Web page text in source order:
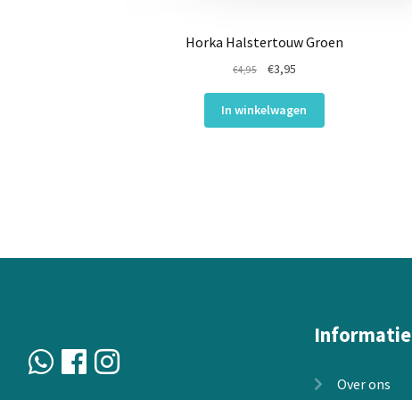
Horka Halstertouw Groen
€4,95
Oorspronkelijke
was:
€4,95.
€3,95Huidige
is:
€3,95.
In winkelwagen
Informatie
Over ons